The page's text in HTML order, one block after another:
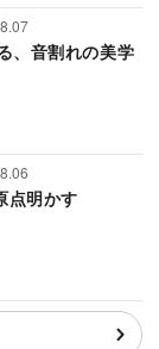
、音割れの美学
点明かす